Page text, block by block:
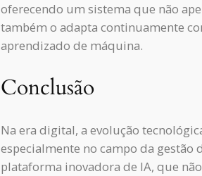
oferecendo um sistema que não
também o adapta continuamente
aprendizado de máquina.
Conclusão
Na era digital, a evolução
especialmente no campo da gestão
plataforma inovadora de IA, que